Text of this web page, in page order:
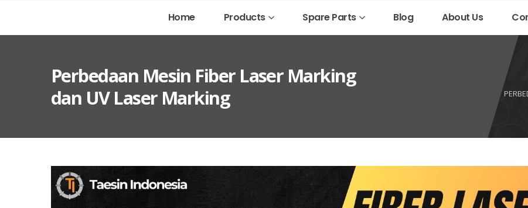
Home Products Spare Parts Blog About Us
Perbedaan Mesin Fiber Laser Marking
dan UV Laser Marking